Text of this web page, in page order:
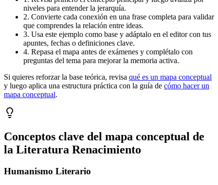
niveles para entender la jerarquía.
2. Convierte cada conexión en una frase completa para validar
que comprendes la relación entre ideas.
3. Usa este ejemplo como base y adáptalo en el editor con tus
apuntes, fechas o definiciones clave.
4. Repasa el mapa antes de exámenes y complétalo con
preguntas del tema para mejorar la memoria activa.
Si quieres reforzar la base teórica, revisa qué es un mapa conceptual
y luego aplica una estructura práctica con la guía de cómo hacer un
mapa conceptual.
Conceptos clave del mapa conceptual de
la Literatura Renacimiento
Humanismo Literario